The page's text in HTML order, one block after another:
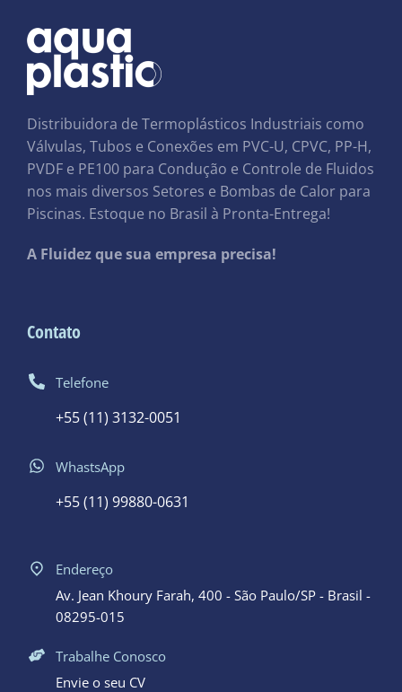
Distribuidora de Termoplásticos Industriais como
Válvulas, Tubos e Conexões em PVC-U, CPVC, PP-H,
PVDF e PE100 para Condução e Controle de Fluidos
nos mais diversos Setores e Bombas de Calor para
Piscinas. Estoque no Brasil à Pronta-Entrega!
A Fluidez que sua empresa precisa!
Contato
Telefone
+55 (11) 3132-0051
WhastsApp
+55 (11) 99880-0631
Endereço
Av. Jean Khoury Farah, 400 - São Paulo/SP - Brasil -
08295-015
Trabalhe Conosco
Envie o seu CV